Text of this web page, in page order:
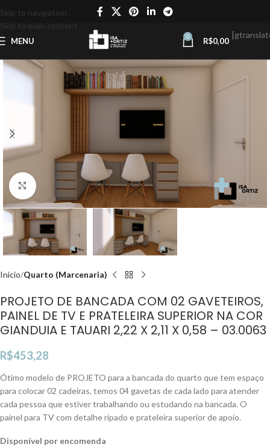
Skip to navigation
Skip to main content
MENU 0 R$0,00
Click to enlarge
Início Quarto (Marcenaria)
PROJETO DE BANCADA COM 02 GAVETEIROS,
PAINEL DE TV E PRATELEIRA SUPERIOR NA COR
GIANDUIA E TAUARI 2,22 X 2,11 X 0,58 – 03.0063
R$453,28
Ótimo modelo de PROJETO para a bancada do quarto que tem espaço
para colocar 02 cadeiras, temos 04 gavetas de cada lado para atender
cada pessoa que estiver trabalhando ou estudando na bancada. O
painel para TV com detalhe ripado e prateleira superior de apoio.
Disponível por encomenda